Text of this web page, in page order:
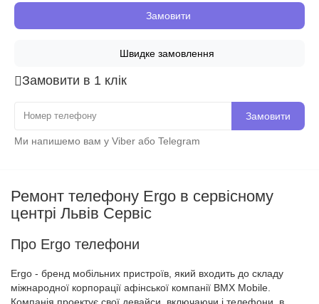
Замовити
Швидке замовлення
Замовити в 1 клік
Замовити
Ми напишемо вам у Viber або Telegram
Ремонт телефону Ergo в сервісному
центрі Львів Сервіс
Про Ergo телефони
Ergo - бренд мобільних пристроїв, який входить до складу
міжнародної корпорації афінської компанії BMX Mobile.